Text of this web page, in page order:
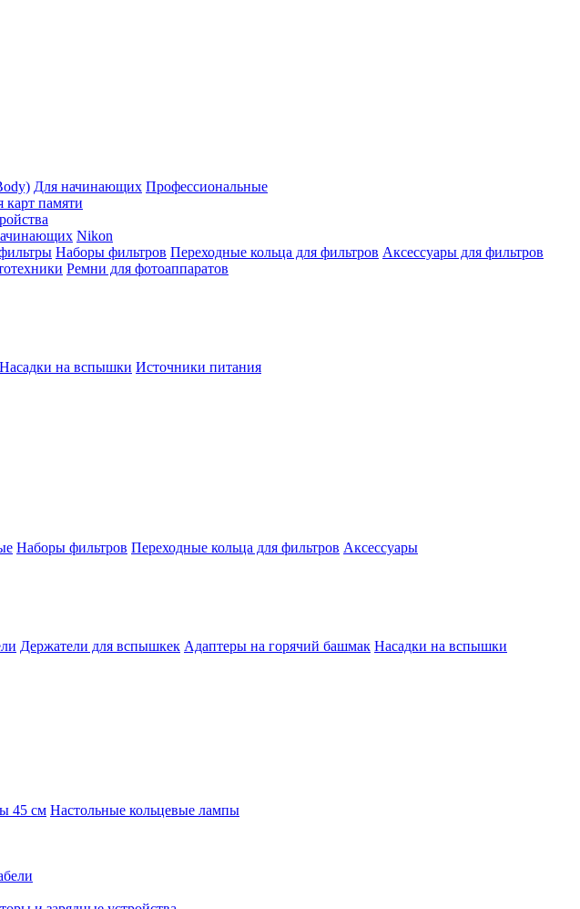
Для начинающих Профессиональные
карт памяти
Nikon
Наборы фильтров Переходные кольца для фильтров Аксессуары для фильтров
Ремни для фотоаппаратов
Насадки на вспышки Источники питания
Наборы фильтров Переходные кольца для фильтров Аксессуары
Держатели для вспышкек Адаптеры на горячий башмак Насадки на вспышки
45 см Настольные кольцевые лампы